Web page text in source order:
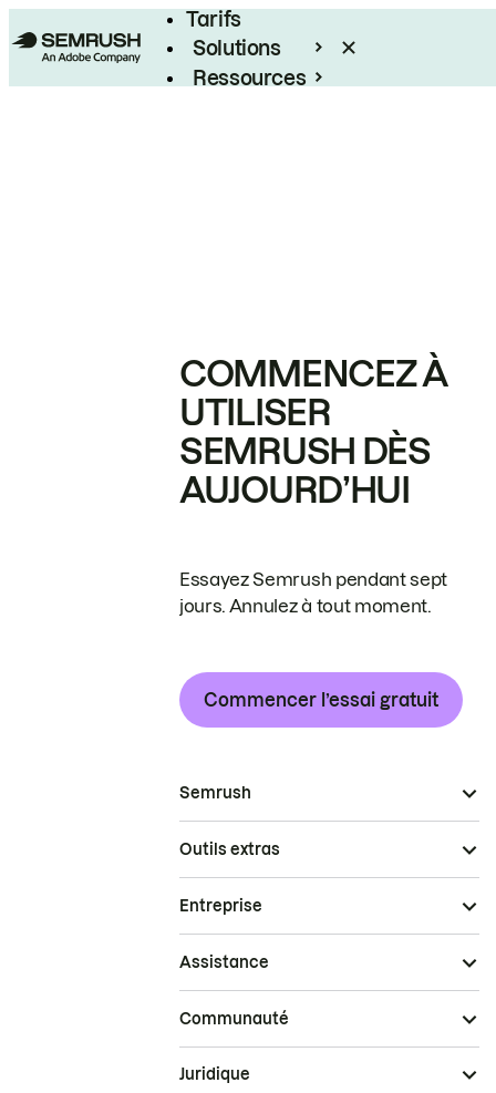
Tarifs
Solutions
Ressources
COMMENCEZ À
UTILISER
SEMRUSH DÈS
AUJOURD’HUI
Essayez Semrush pendant sept
jours. Annulez à tout moment.
Commencer l’essai gratuit
Semrush
Outils extras
Entreprise
Assistance
Communauté
Juridique